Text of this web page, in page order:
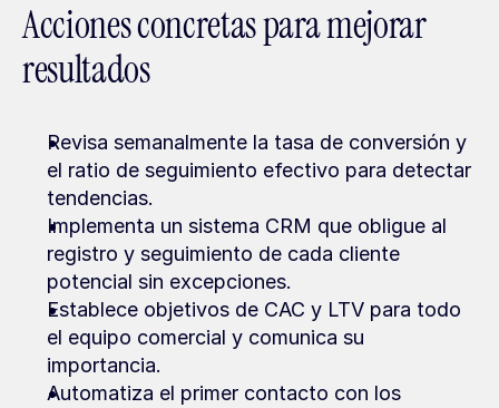
Acciones concretas para mejorar
resultados
Revisa semanalmente la tasa de conversión y
el ratio de seguimiento efectivo para detectar
tendencias.
Implementa un sistema CRM que obligue al
registro y seguimiento de cada cliente
potencial sin excepciones.
Establece objetivos de CAC y LTV para todo
el equipo comercial y comunica su
importancia.
Automatiza el primer contacto con los